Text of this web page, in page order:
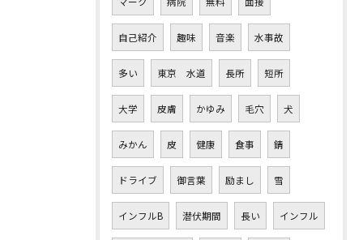
自己紹介 趣味 音楽 水事故
多い 東京 水道 長所 短所
大学 皮膚 かゆみ 毛穴 犬
みかん 皮 健康 食事 錆
ドライブ 御言葉 励まし 雪
インフルB 潜伏期間 長い インフル